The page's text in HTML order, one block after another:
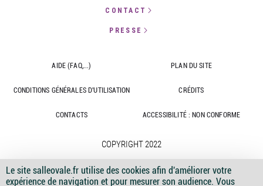
CONTACT
PRESSE
AIDE (FAQ,...) PLAN DU SITE
CONDITIONS GÉNÉRALES D'UTILISATION CRÉDITS
CONTACTS ACCESSIBILITÉ : NON CONFORME
COPYRIGHT 2022
Le site salleovale.fr utilise des cookies afin d'améliorer votre
expérience de navigation et pour mesurer son audience. Vous